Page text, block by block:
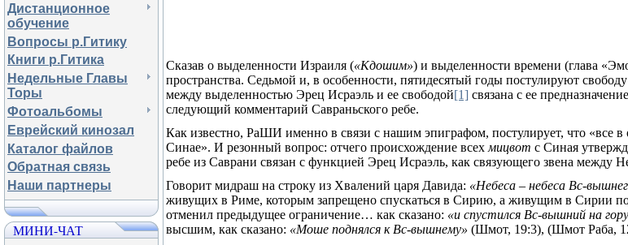
Дистанционное
обучение
Вопросы р.Гитику
Книги р.Гитика
Недельные Главы
Торы
Фотоальбомы
Еврейский кинозал
Каталог файлов
Обратная связь
Наши партнеры
МИНИ-ЧАТ
Сказав о выделенности Израиля («Кдошим») и выделенности времени (глава
пространства. Седьмой и, в особенности, пятидесятый годы постулируют
между выделенностью Эрец Исраэль и ее свободой[1] связана с ее
следующий комментарий Савраньского ребе.
Как известно, РаШИ именно в связи с нашим эпиграфом, постулирует, что «все в
Синае». И резонный вопрос: отчего происхождение всех мицвот с Синая
ребе из Саврани связан с функцией Эрец Исраэль, как связующего звена между
Говорит мидраш на строку из Хвалений царя Давида: «Небеса – небеса Вс-
живущих в Риме, которым запрещено спускаться в Сирию, а живущим в Сирии
отменил предыдущее ограничение… как сказано: «и спустился Вс-вышний на
высшим, как сказано: «Моше поднялся к Вс-вышнему» (Шмот, 19:3), (Шмот Раба,